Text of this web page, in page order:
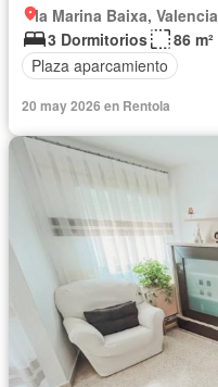
la Marina Baixa, Valencia
3 Dormitorios
86 m²
Plaza aparcamiento
20 may 2026 en Rentola